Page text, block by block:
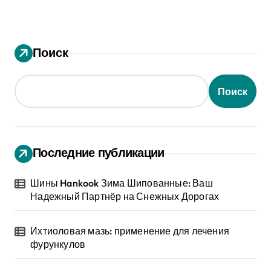
Поиск
Поиск
Последние публикации
Шины Hankook Зима Шипованные: Ваш
Надежный Партнёр на Снежных Дорогах
Ихтиоловая мазь: применение для лечения
фурункулов